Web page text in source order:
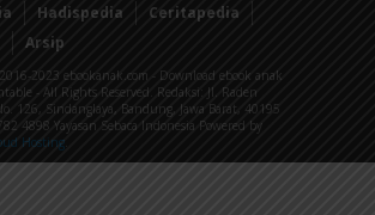
Hadispedia
Ceritapedia
Arsip
2023 ebookanak.com - Download ebook anak
- All Rights Reserved. Redaksi: Jl. Raden
126, Sindanglaya, Bandung, Jawa Barat, 40195
4898 Yayasan Sebaca Indonesia Powered by
Hosting